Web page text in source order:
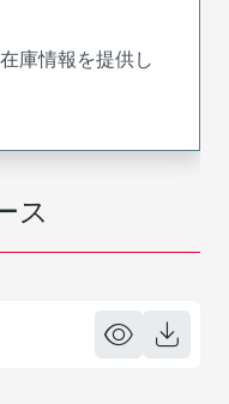
ス
庫情報を提供し